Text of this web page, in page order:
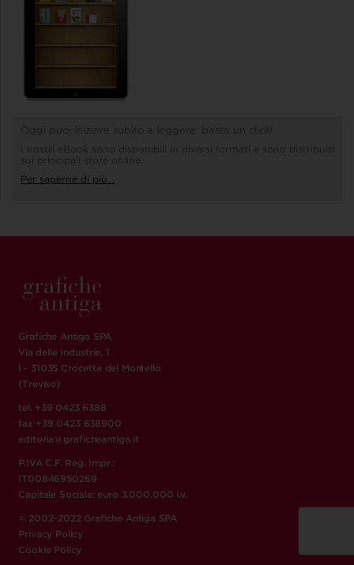
Oggi puoi iniziare subito a leggere: basta un click!
I nostri eBook sono disponibili in diversi formati e sono distribuiti
sui principali store online
Per saperne di più...
Grafiche Antiga SPA
Via delle Industrie, 1
I - 31035 Crocetta del Montello
(Treviso)
tel. +39 0423 6388
fax +39 0423 638900
editoria@graficheantiga.it
P.IVA C.F. Reg. Impr.:
IT00846950269
Capitale Sociale: euro 3.000.000 i.v.
© 2002-2022 Grafiche Antiga SPA
Privacy Policy
Cookie Policy